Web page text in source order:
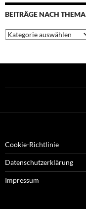
BEITRÄGE NACH THEMA
Beiträge
nach
Cookie-Richtlinie
Datenschutzerklärung
Impressum